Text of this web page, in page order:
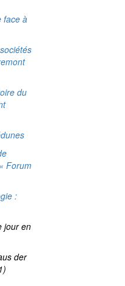
face à
du
Forum
:
jour en
der